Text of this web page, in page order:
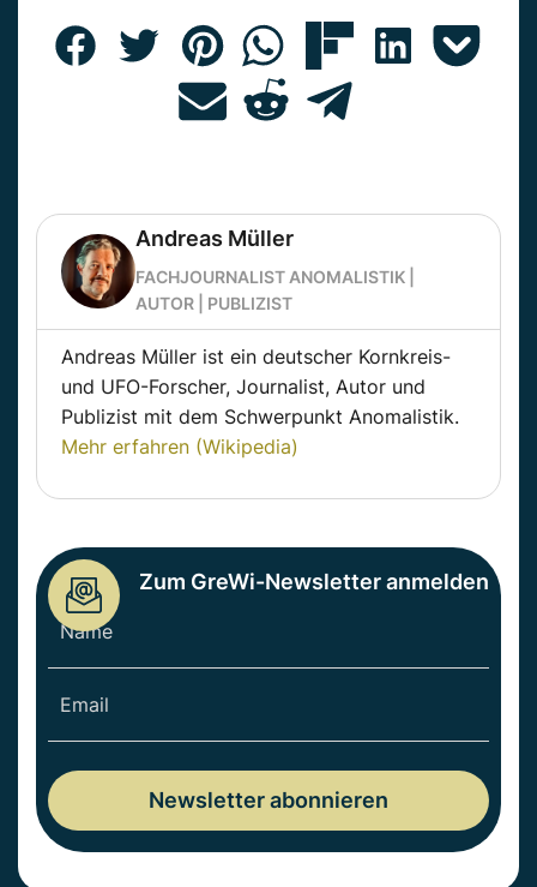
Andreas Müller
FACHJOURNALIST ANOMALISTIK |
AUTOR | PUBLIZIST
Andreas Müller ist ein deutscher Kornkreis-
und UFO-Forscher, Journalist, Autor und
Publizist mit dem Schwerpunkt Anomalistik.
Mehr erfahren (Wikipedia)
Zum GreWi-Newsletter anmelden